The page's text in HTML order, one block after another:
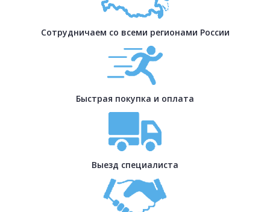
Сотрудничаем со всеми регионами России
Быстрая покупка и оплата
Выезд специалиста